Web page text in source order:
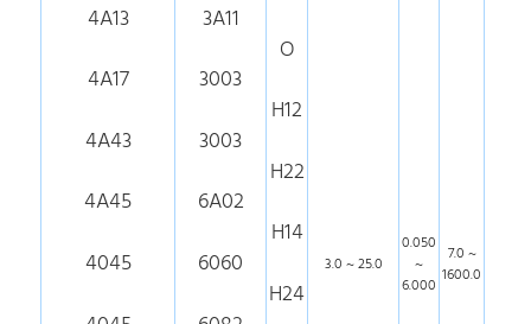
4A13
4A17
4A43
4A45
4045
3A11
3003
3003
6A02
6060
O
H12
H22
H14
H24
3.0 ~ 25.0
0.050
~
6.000
7.0 ~
1600.0